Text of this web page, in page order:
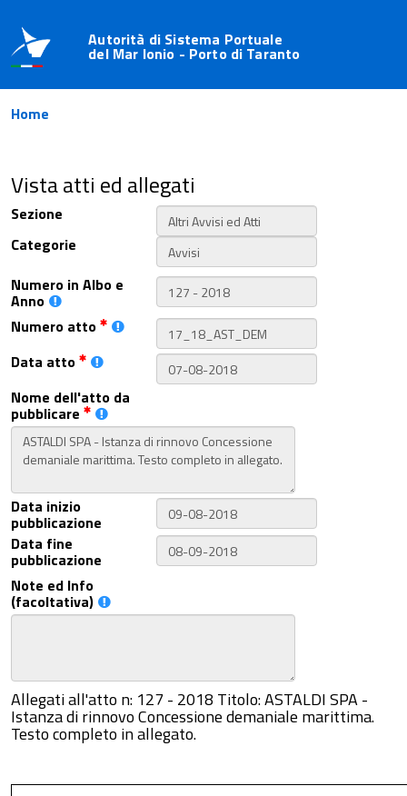
Autorità di Sistema Portuale
del Mar Ionio - Porto di Taranto
Home
Vista atti ed allegati
Sezione
Categorie
Numero in Albo e
Anno
Numero atto
Data atto
Nome dell'atto da
pubblicare
Data inizio
pubblicazione
Data fine
pubblicazione
Note ed Info
(facoltativa)
Allegati all'atto n: 127 - 2018 Titolo: ASTALDI SPA -
Istanza di rinnovo Concessione demaniale marittima.
Testo completo in allegato.